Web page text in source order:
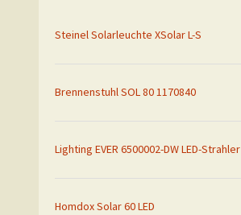
Steinel Solarleuchte XSolar L-S
Brennenstuhl SOL 80 1170840
Lighting EVER 6500002-DW LED-Strahler
Homdox Solar 60 LED